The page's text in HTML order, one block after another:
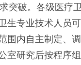
求突破。各级医
生专业技术人员
围内自主制定、
室研究后按程序